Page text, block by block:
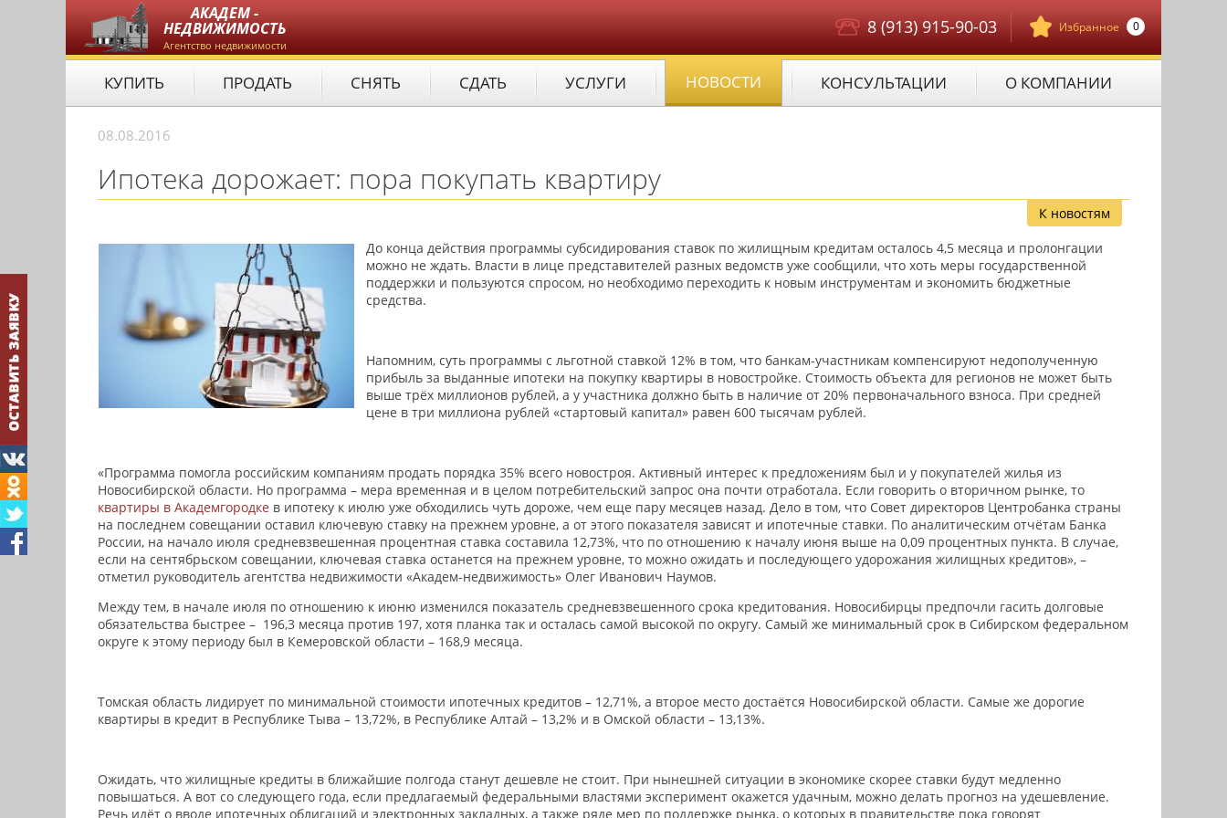
АКАДЕМ -
НЕДВИЖИМОСТЬ
Агентство недвижимости
Избранное 0
8 (913) 915-90-03
КУПИТЬ ПРОДАТЬ СНЯТЬ СДАТЬ УСЛУГИ НОВОСТИ КОНСУЛЬТАЦИИ О КОМПАНИИ
08.08.2016
Ипотека дорожает: пора покупать квартиру
К новостям
До конца действия программы субсидирования ставок по жилищным кредитам осталось 4,5 месяца и пролонгации
можно не ждать. Власти в лице представителей разных ведомств уже сообщили, что хоть меры государственной
поддержки и пользуются спросом, но необходимо переходить к новым инструментам и экономить бюджетные
средства.
Напомним, суть программы с льготной ставкой 12% в том, что банкам-участникам компенсируют недополученную
прибыль за выданные ипотеки на покупку квартиры в новостройке. Стоимость объекта для регионов не может быть
выше трёх миллионов рублей, а у участника должно быть в наличие от 20% первоначального взноса. При средней
цене в три миллиона рублей «стартовый капитал» равен 600 тысячам рублей.
«Программа помогла российским компаниям продать порядка 35% всего новостроя. Активный интерес к предложениям был и у покупателей жилья из
Новосибирской области. Но программа – мера временная и в целом потребительский запрос она почти отработала. Если говорить о вторичном рынке, то
квартиры в Академгородке в ипотеку к июлю уже обходились чуть дороже, чем еще пару месяцев назад. Дело в том, что Совет директоров Центробанка страны
на последнем совещании оставил ключевую ставку на прежнем уровне, а от этого показателя зависят и ипотечные ставки. По аналитическим отчётам Банка
России, на начало июля средневзвешенная процентная ставка составила 12,73%, что по отношению к началу июня выше на 0,09 процентных пункта. В случае,
если на сентябрьском совещании, ключевая ставка останется на прежнем уровне, то можно ожидать и последующего удорожания жилищных кредитов», –
отметил руководитель агентства недвижимости «Академ-недвижимость» Олег Иванович Наумов.
Между тем, в начале июля по отношению к июню изменился показатель средневзвешенного срока кредитования. Новосибирцы предпочли гасить долговые
обязательства быстрее – 196,3 месяца против 197, хотя планка так и осталась самой высокой по округу. Самый же минимальный срок в Сибирском федеральном
округе к этому периоду был в Кемеровской области – 168,9 месяца.
Томская область лидирует по минимальной стоимости ипотечных кредитов – 12,71%, а второе место достаётся Новосибирской области. Самые же дорогие
квартиры в кредит в Республике Тыва – 13,72%, в Республике Алтай – 13,2% и в Омской области – 13,13%.
Ожидать, что жилищные кредиты в ближайшие полгода станут дешевле не стоит. При нынешней ситуации в экономике скорее ставки будут медленно
повышаться. А вот со следующего года, если предлагаемый федеральными властями эксперимент окажется удачным, можно делать прогноз на удешевление.
Речь идёт о вводе ипотечных облигаций и электронных закладных, а также ряде мер по поддержке рынка, о которых в правительстве пока говорят